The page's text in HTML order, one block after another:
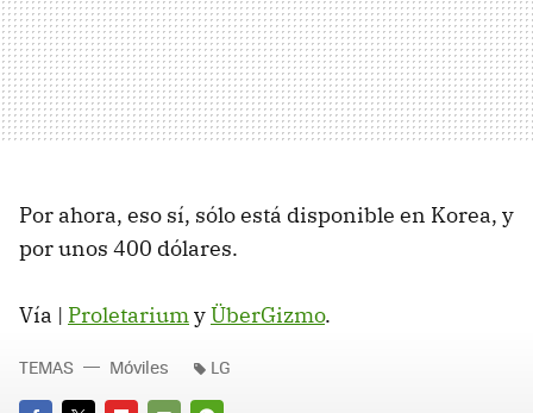
Por ahora, eso sí, sólo está disponible en Korea, y
por unos 400 dólares.
Vía | ProletariumyÜberGizmo.
TEMAS Móviles LG